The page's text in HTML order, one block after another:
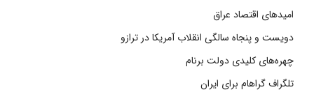
امیدهای اقتصاد عراق
دویست و پنجاه سالگی انقلاب آمریکا در ترازو
چهره‌های کلیدی دولت برنام
تلگراف گراهام برای ایران